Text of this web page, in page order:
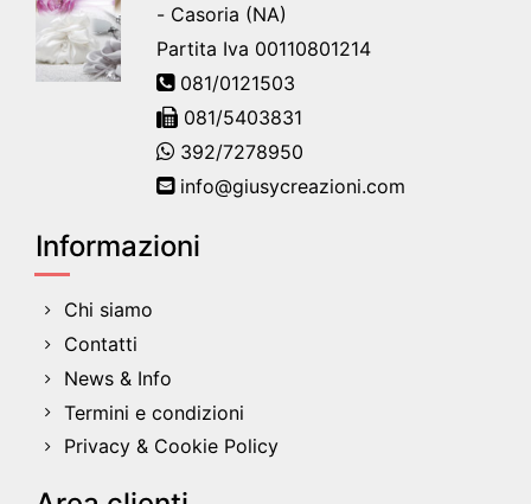
- Casoria (NA)
Partita Iva 00110801214
081/0121503
081/5403831
392/7278950
info@giusycreazioni.com
Informazioni
Chi siamo
Contatti
News & Info
Termini e condizioni
Privacy & Cookie Policy